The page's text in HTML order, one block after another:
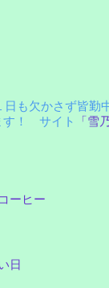
日も欠かさず皆
す！ サイト
「雪
ーヒー
日